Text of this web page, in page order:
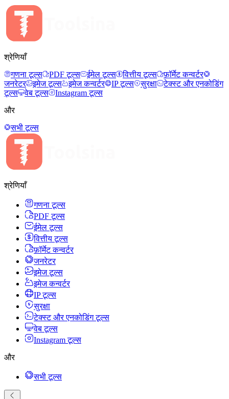
श्रेणियाँ
गणना टूल्स
PDF टूल्स ईमेल टूल्स वित्तीय टूल्स
फ़ॉर्मेट कन्वर्टर
जनरेटर
इमेज टूल्स इमेज कन्वर्टर IP टूल्स सुरक्षा
टेक्स्ट और एनकोडिंग
टूल्स
वेब टूल्स
Instagram टूल्स
और
सभी टूल्स
श्रेणियाँ
गणना टूल्स
PDF टूल्स
ईमेल टूल्स
वित्तीय टूल्स
फ़ॉर्मेट कन्वर्टर
जनरेटर
इमेज टूल्स
इमेज कन्वर्टर
IP टूल्स
सुरक्षा
टेक्स्ट और एनकोडिंग टूल्स
वेब टूल्स
Instagram टूल्स
और
सभी टूल्स